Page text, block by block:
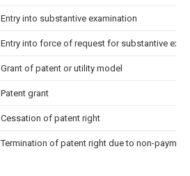
Entry into substantive examination
Entry into force of request for substantive
Grant of patent or utility model
Patent grant
Cessation of patent right
Termination of patent right due to non-